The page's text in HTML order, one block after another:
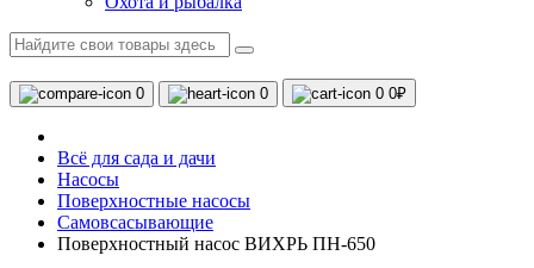
0 0 0 0₽
Всё для сада и дачи
Насосы
Поверхностные насосы
Самовсасывающие
Поверхностный насос ВИХРЬ ПН-650